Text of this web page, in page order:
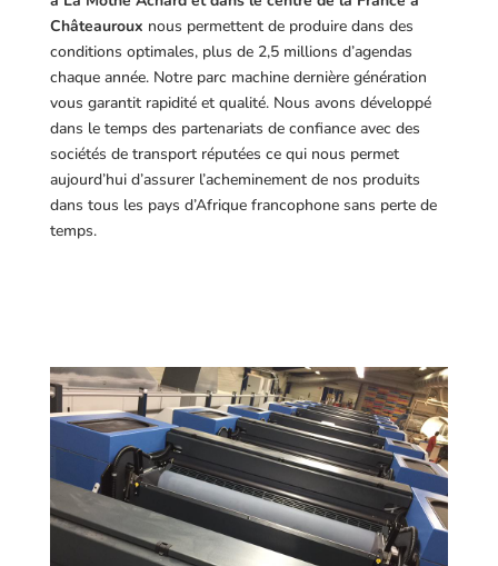
Châteauroux nous permettent de produire dans des
conditions optimales, plus de 2,5 millions d’agendas
chaque année. Notre parc machine dernière génération
vous garantit rapidité et qualité. Nous avons développé
dans le temps des partenariats de confiance avec des
sociétés de transport réputées ce qui nous permet
aujourd’hui d’assurer l’acheminement de nos produits
dans tous les pays d’Afrique francophone sans perte de
temps.